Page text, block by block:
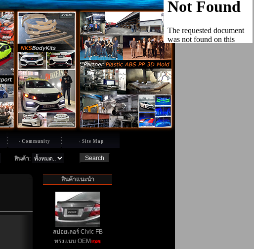
Community Site Map
สินค้า:
สินค้าแนะนำ
สปอยเลอร์ Civic FB
ทรงแนบ OEM